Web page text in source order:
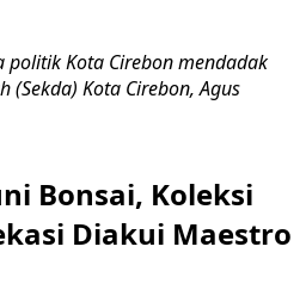
Kota Cirebon mendadak
Kota Cirebon, Agus
Bonsai, Koleksi
Diakui Maestro